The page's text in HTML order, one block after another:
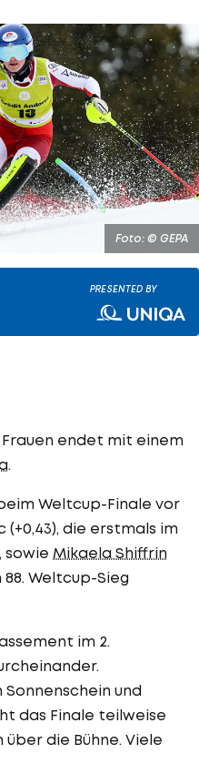
Foto: © GEPA
PRESENTED BY
endet mit einem
.
Weltcup-Finale vor
die erstmals im
sowie Mikaela Shiffrin
Weltcup-Sieg
im 2.
Sonnenschein und
das Finale teilweise
die Bühne. Viele